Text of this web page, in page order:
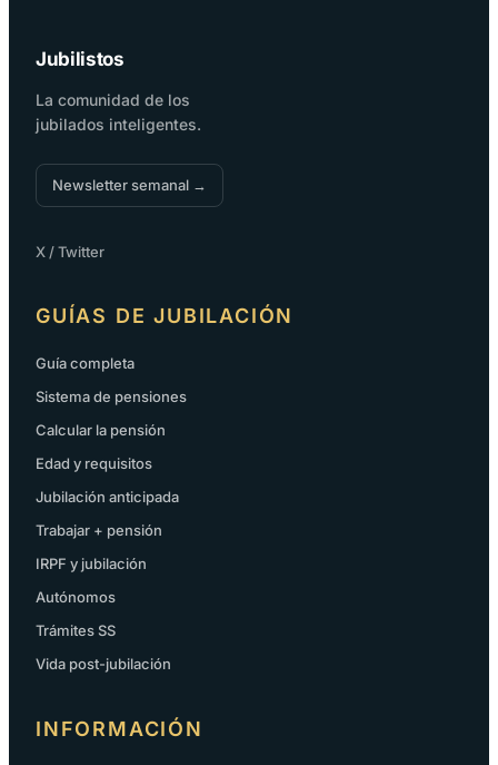
Jubilistos
La comunidad de los
jubilados inteligentes.
Newsletter semanal →
X / Twitter
GUÍAS DE JUBILACIÓN
Guía completa
Sistema de pensiones
Calcular la pensión
Edad y requisitos
Jubilación anticipada
Trabajar + pensión
IRPF y jubilación
Autónomos
Trámites SS
Vida post-jubilación
INFORMACIÓN